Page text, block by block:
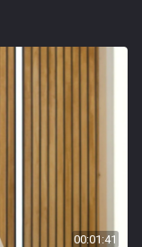
00:01:41